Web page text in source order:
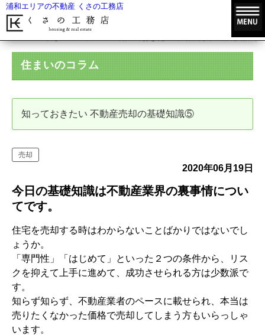
浦和エリアの不動産 くさの工務店
知っておきたい 不動産売却の基礎知識⑤
住まいのコラム
知っておきたい 不動産売却の基礎知識⑤
売却
2020年06月19日
今日の基礎知識は不動産業界の裏事情につい
てです。
住宅を売却する時はわからないことばかりではないでし
ょうか。
「専門性」「はじめて」といった２つの条件から、リス
クを抑えて上手に進めて、成功させられる方は少数派で
す。
知らず知らず、不動産業者のペースに載せられ、本当は
売りたくなかった価格で売却してしまう方もいらっしゃ
います。